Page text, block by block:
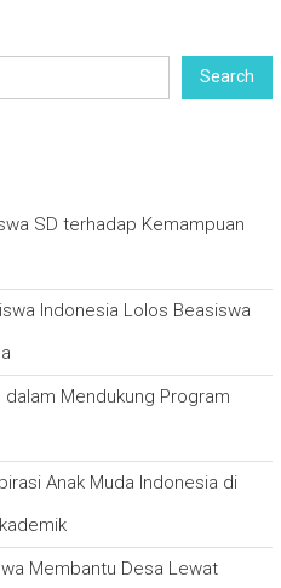
Search
SD terhadap Kemampuan
Indonesia Lolos Beasiswa
Mendukung Program
Anak Muda Indonesia di
Membantu Desa Lewat